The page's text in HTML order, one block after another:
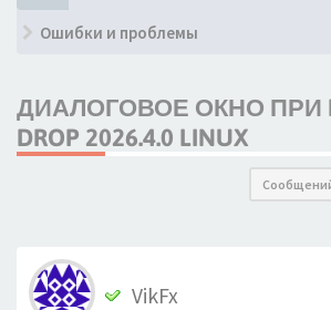
Ошибки и проблемы
ДИАЛОГОВОЕ ОКНО ПРИ
DROP 2026.4.0 LINUX
VikFx